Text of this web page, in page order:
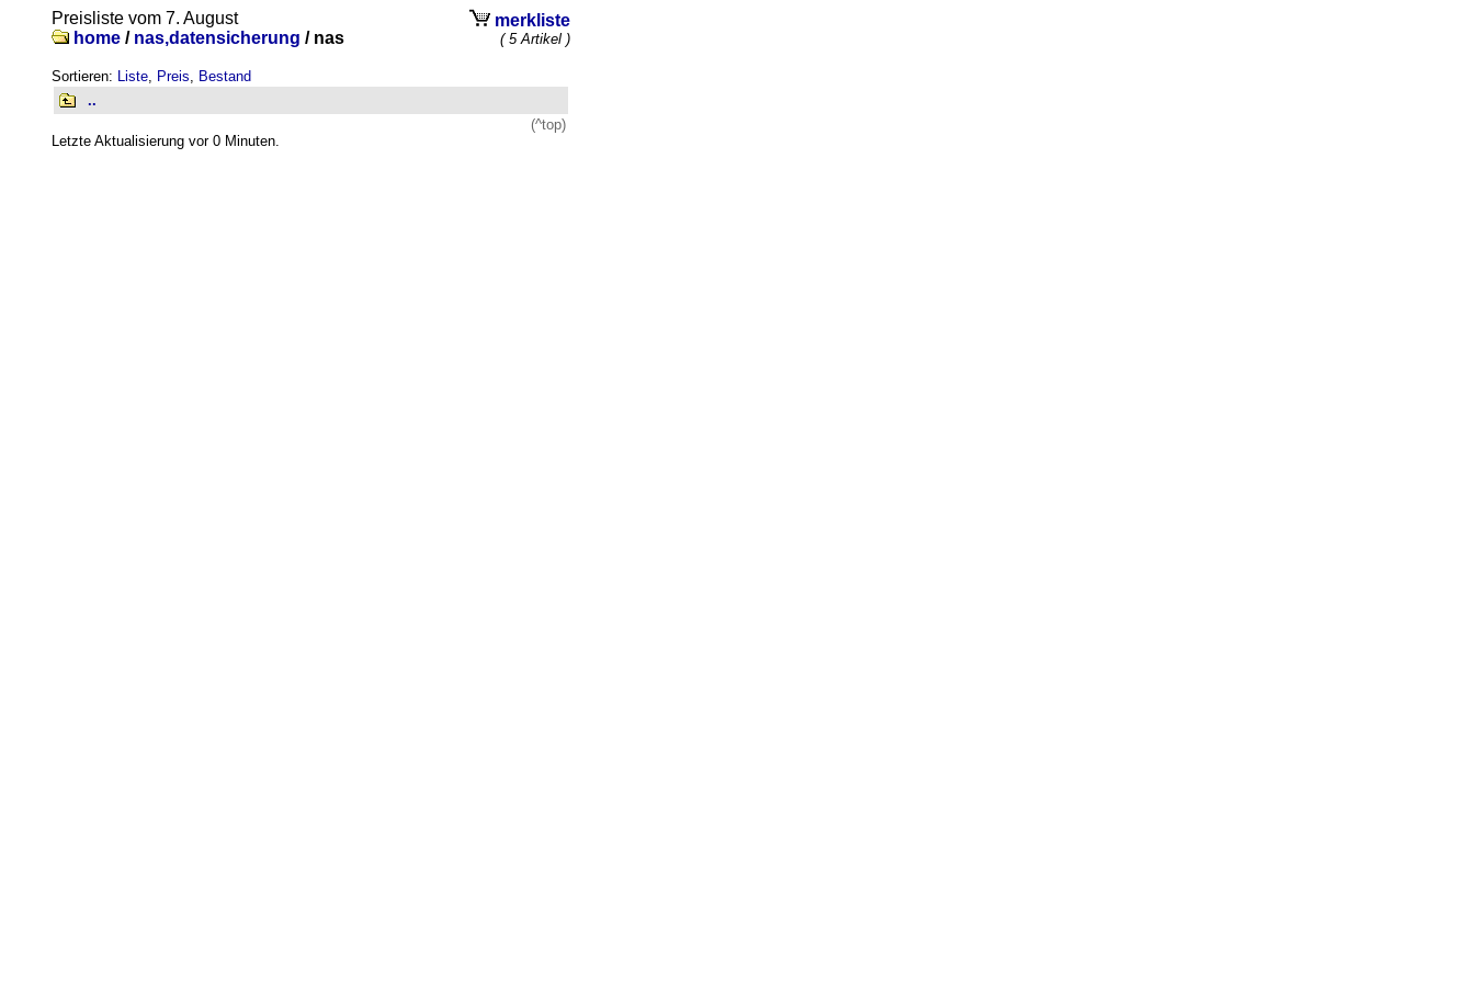
Preisliste vom 7. August
home / nas,datensicherung / nas
merkliste
( 5 Artikel )
Sortieren: Liste, Preis, Bestand
..
(^top)
Letzte Aktualisierung vor 0 Minuten.